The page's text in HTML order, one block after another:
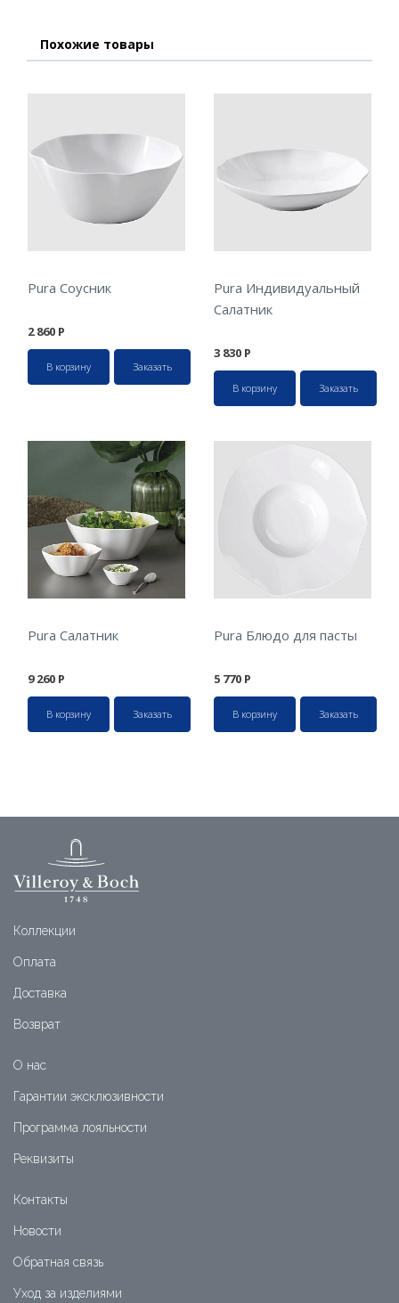
Похожие товары
Pura Соусник
2 860 Р
В корзину Заказать
Pura Индивидуальный
Салатник
3 830 Р
В корзину Заказать
Pura Салатник
9 260 Р
В корзину Заказать
Pura Блюдо для пасты
5 770 Р
В корзину Заказать
Коллекции
Оплата
Доставка
Возврат
О нас
Гарантии эксклюзивности
Программа лояльности
Реквизиты
Контакты
Новости
Обратная связь
Уход за изделиями